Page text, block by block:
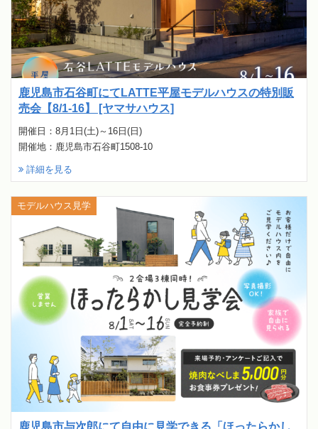
鹿児島市石谷町にてLATTE平屋モデルハウスの特別販
売会【8/1-16】 [ヤマサハウス]
開催日：8月1日(土)～16日(日)
開催地：鹿児島市石谷町1508-10
詳細を見る
鹿児島市与次郎にて自由に見学できる「ほったらかし
モデルハウス見学